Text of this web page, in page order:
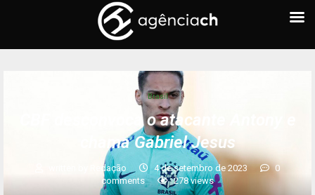
Brasil
CBF desconvoca o atacante Antony e
chama Gabriel Jesus
Redação 4 de setembro de 2023
0
comments
278views